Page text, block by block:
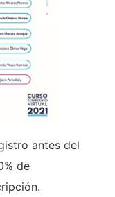
antes del
de